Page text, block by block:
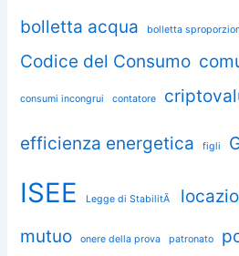
bolletta acqua bolletta
Codice del Consumo
consumi incongrui contatore
efficienza energetica figli
ISEE
Legge di StabilitÃ
mutuo onere della prova patronato